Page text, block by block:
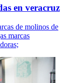
en veracruz
de molinos de
marcas